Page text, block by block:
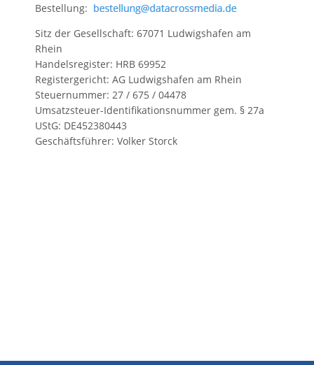
Bestellung:
Sitz der Gesellschaft: 67071 Ludwigshafen am
Rhein
Handelsregister: HRB 69952
Registergericht: AG Ludwigshafen am Rhein
Steuernummer: 27 / 675 / 04478
Umsatzsteuer-Identifikationsnummer gem. § 27a
UStG: DE452380443
Geschäftsführer: Volker Storck